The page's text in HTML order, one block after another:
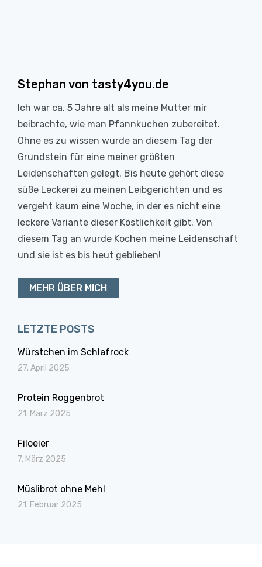
Stephan von tasty4you.de
Ich war ca. 5 Jahre alt als meine Mutter mir
beibrachte, wie man Pfannkuchen zubereitet.
Ohne es zu wissen wurde an diesem Tag der
Grundstein für eine meiner größten
Leidenschaften gelegt. Bis heute gehört diese
süße Leckerei zu meinen Leibgerichten und es
vergeht kaum eine Woche, in der es nicht eine
leckere Variante dieser Köstlichkeit gibt. Von
diesem Tag an wurde Kochen meine Leidenschaft
und sie ist es bis heut geblieben!
MEHR ÜBER MICH
LETZTE POSTS
Würstchen im Schlafrock
27. April 2025
Protein Roggenbrot
21. März 2025
Filoeier
7. März 2025
Müslibrot ohne Mehl
21. Februar 2025